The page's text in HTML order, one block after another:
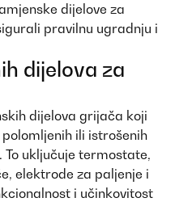
dijelove za
pravilnu ugradnju i
dijelova za
dijelova grijača koji
ili istrošenih
uključuje termostate,
elektrode za paljenje i
i učinkovitost